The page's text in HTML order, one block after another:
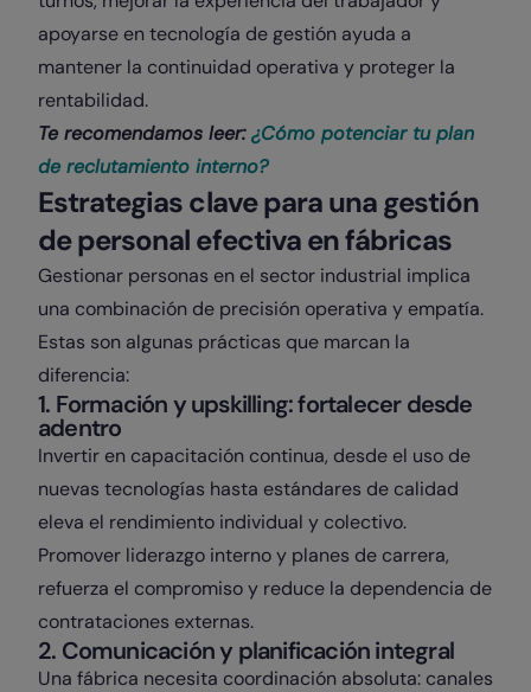
apoyarse en tecnología de gestión ayuda a
mantener la continuidad operativa y proteger la
rentabilidad.
Te recomendamos leer:¿Cómo potenciar tu plan
de reclutamiento interno?
Estrategias clave para una gestión
de personal efectiva en fábricas
Gestionar personas en el sector industrial implica
una combinación de precisión operativa y empatía.
Estas son algunas prácticas que marcan la
diferencia:
1. Formación y upskilling: fortalecer desde
adentro
Invertir en capacitación continua, desde el uso de
nuevas tecnologías hasta estándares de calidad
eleva el rendimiento individual y colectivo.
Promover liderazgo interno y planes de carrera,
refuerza el compromiso y reduce la dependencia de
contrataciones externas.
2. Comunicación y planificación integral
Una fábrica necesita coordinación absoluta: canales